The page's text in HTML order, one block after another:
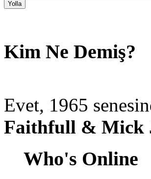
Kim Ne Demiş?
Evet, 1965
Faithfull & Mick
Who's Online